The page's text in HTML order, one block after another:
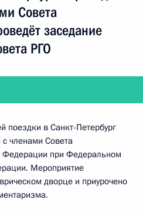
Совета
заседание
РГО
поездки в Санкт-Петербург
с членами Совета
Федерации при Федеральном
Мероприятие
дворце и приурочено